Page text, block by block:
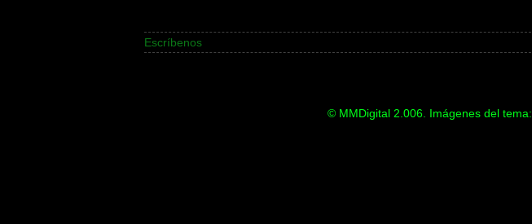
Escríbenos
© MMDigital 2.006. Imágenes del tema: